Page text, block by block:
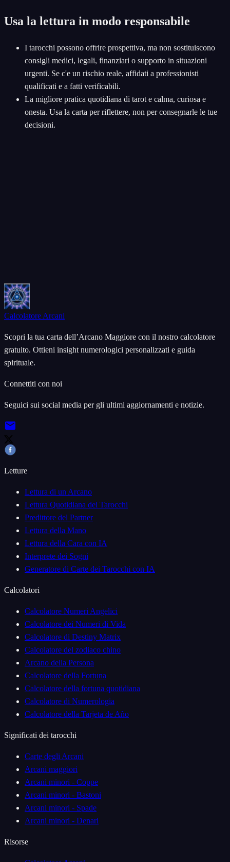
Usa la lettura in modo responsabile
I tarocchi possono offrire prospettiva, ma non sostituiscono
consigli medici, legali, finanziari o supporto in situazioni
urgenti. Se c'e un rischio reale, affidati a professionisti
qualificati e a fatti verificabili.
La migliore pratica quotidiana di tarot e calma, curiosa e
onesta. Usa la carta per riflettere, non per consegnarle le tue
decisioni.
Calcolatore Arcani
Scopri la tua carta dell’Arcano Maggiore con il nostro calcolatore
gratuito. Ottieni insight numerologici personalizzati e guida
spirituale.
Connettiti con noi
Seguici sui social media per gli ultimi aggiornamenti e notizie.
Letture
Lettura di un Arcano
Lettura Quotidiana dei Tarocchi
Predittore del Partner
Lettura della Mano
Lettura della Cara con IA
Interprete dei Sogni
Generatore di Carte dei Tarocchi con IA
Calcolatori
Calcolatore Numeri Angelici
Calcolatore dei Numeri di Vida
Calcolatore di Destiny Matrix
Calcolatore del zodiaco chino
Arcano della Persona
Calcolatore della Fortuna
Calcolatore della fortuna quotidiana
Calcolatore di Numerologia
Calcolatore della Tarjeta de Año
Significati dei tarocchi
Carte degli Arcani
Arcani maggiori
Arcani minori - Coppe
Arcani minori - Bastoni
Arcani minori - Spade
Arcani minori - Denari
Risorse